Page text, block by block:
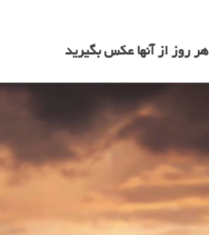
هر روز از آنها عکس بگیرید